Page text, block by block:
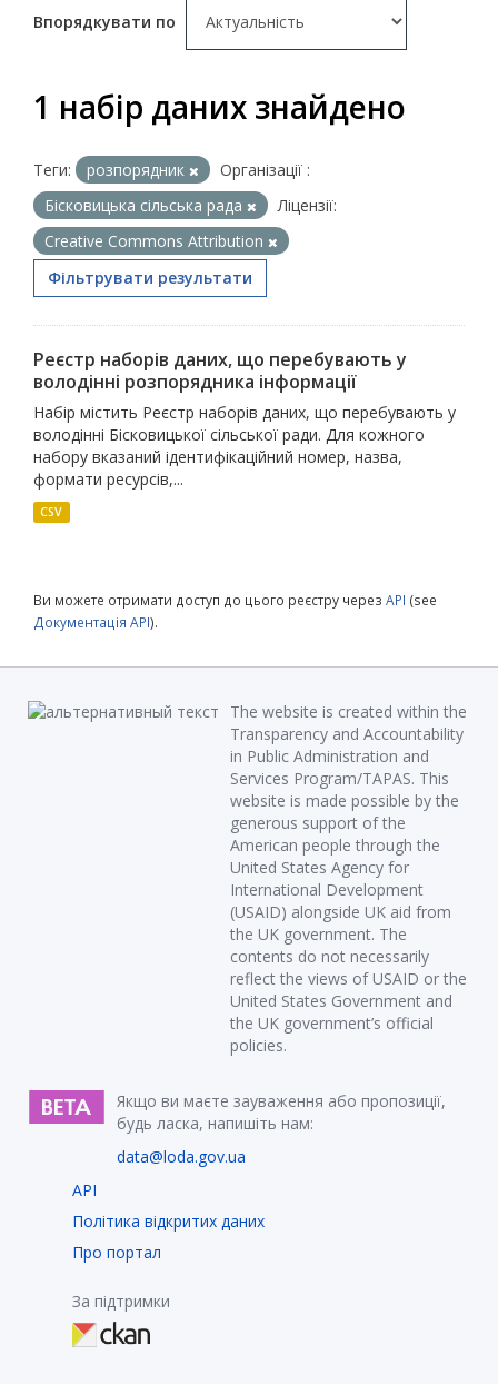
Впорядкувати по
1 набір даних знайдено
Теги: розпорядник
Організації :
Бісковицька сільська рада
Ліцензії:
Creative Commons Attribution
Фільтрувати результати
Реєстр наборів даних, що перебувають у
володінні розпорядника інформації
Набір містить Реєстр наборів даних, що перебувають у
володінні Бісковицької сільської ради. Для кожного
набору вказаний ідентифікаційний номер, назва,
формати ресурсів,...
CSV
Ви можете отримати доступ до цього реєстру через API (see
Документація API).
The website is created within the
Transparency and Accountability
in Public Administration and
Services Program/TAPAS. This
website is made possible by the
generous support of the
American people through the
United States Agency for
International Development
(USAID) alongside UK aid from
the UK government. The
contents do not necessarily
reflect the views of USAID or the
United States Government and
the UK government’s official
policies.
Якщо ви маєте зауваження або пропозиції,
будь ласка, напишіть нам:
data@loda.gov.ua
API
Політика відкритих даних
Про портал
За підтримки